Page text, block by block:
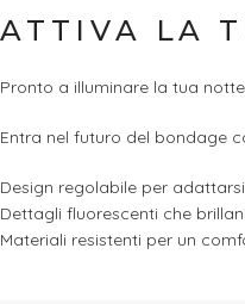
ATTIVA LA
Pronto a illuminare la tua
Entra nel futuro del bondage
Design regolabile per
Dettagli fluorescenti che
Materiali resistenti per un